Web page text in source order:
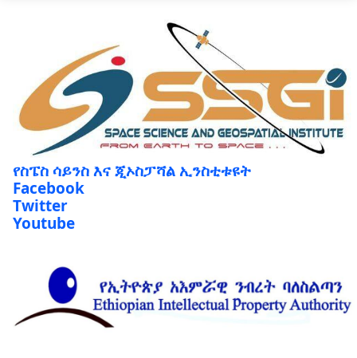
የስፔስ ሳይንስ እና ጂኦስፓሻል ኢንስቲቱዩት
Facebook
Twitter
Youtube